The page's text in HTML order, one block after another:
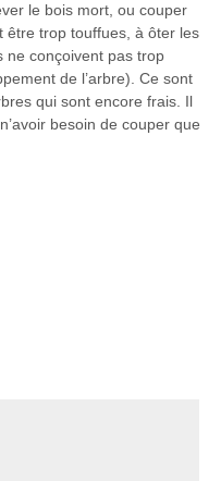
le bois mort, ou couper
être trop touffues, à ôter les
ne conçoivent pas trop
de l’arbre). Ce sont
qui sont encore frais. Il
besoin de couper que